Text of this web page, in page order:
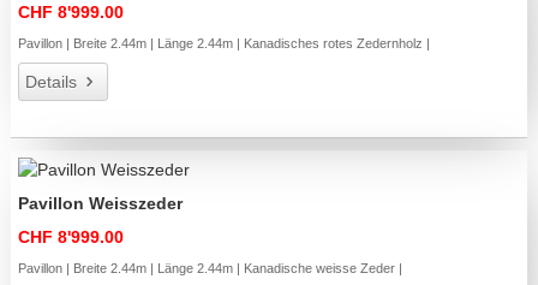
CHF 8'999.00
Pavillon | Breite 2.44m | Länge 2.44m | Kanadisches rotes Zedernholz |
Details
Pavillon Weisszeder
CHF 8'999.00
Pavillon | Breite 2.44m | Länge 2.44m | Kanadische weisse Zeder |